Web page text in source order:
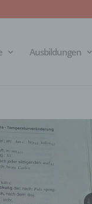
Ausbildungen